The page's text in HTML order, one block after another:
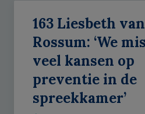
163 Liesbeth van
Rossum: ‘We
veel kansen op
preventie in de
spreekkamer’